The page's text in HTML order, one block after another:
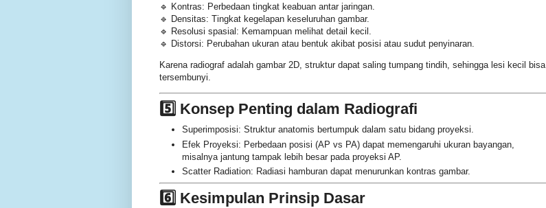
🔹 Kontras: Perbedaan tingkat keabuan antar jaringan.
🔹 Densitas: Tingkat kegelapan keseluruhan gambar.
🔹 Resolusi spasial: Kemampuan melihat detail kecil.
🔹 Distorsi: Perubahan ukuran atau bentuk akibat posisi atau sudut penyinaran.
Karena radiograf adalah gambar 2D, struktur dapat saling tumpang tindih, sehingga lesi kecil bisa
tersembunyi.
5️⃣ Konsep Penting dalam Radiografi
Superimposisi: Struktur anatomis bertumpuk dalam satu bidang proyeksi.
Efek Proyeksi: Perbedaan posisi (AP vs PA) dapat memengaruhi ukuran bayangan,
misalnya jantung tampak lebih besar pada proyeksi AP.
Scatter Radiation: Radiasi hamburan dapat menurunkan kontras gambar.
6️⃣ Kesimpulan Prinsip Dasar